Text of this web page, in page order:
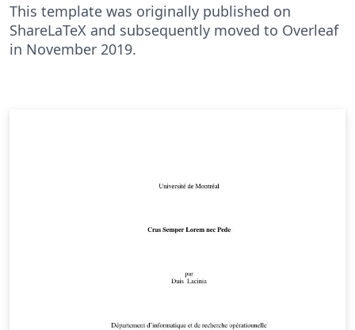
This template was originally published on
ShareLaTeX and subsequently moved to Overleaf
in November 2019.